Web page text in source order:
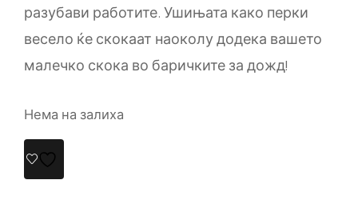
разубави работите. Ушињата како перки
весело ќе скокаат наоколу додека вашето
малечко скока во баричките за дожд!
Нема на залиха